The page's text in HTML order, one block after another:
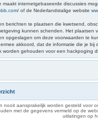
maakt internetgebaseerde discussies
of de Nederlandstalige website
berichten te plaatsen die kwetsend,
kunnen schenden. Het plaatsen
opgeslagen om deze voorwaarden te
akkoord, dat de informatie die je
worden gehouden voor een hackpoging
nooit aansprakelijk worden gesteld voor
met de gegevens vermeld op de
uitlatingen op